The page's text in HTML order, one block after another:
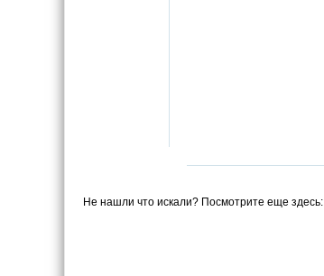
Не нашли что искали? Посмотрите еще здесь: